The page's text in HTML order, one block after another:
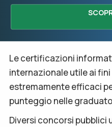
Le certificazioni
internazionale utile ai
estremamente efficaci
punteggio nelle
Diversi concorsi pubblici